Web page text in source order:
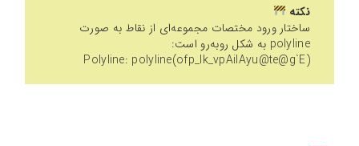
نکته
ساختار ورود مختصات مجموعه‌ای از نقاط به صورت
polyline به شکل رو‌به‌رو است:
Polyline: polyline(ofp_Ik_vpAilAyu@te@g`E)